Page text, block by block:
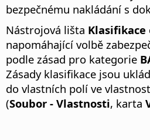
bezpečnému nakládání s
Nástrojová lišta Klasifikace
napomáhající volbě
podle zásad pro kategorie
Zásady klasifikace jsou
do vlastních polí ve
(Soubor - Vlastnosti, karta